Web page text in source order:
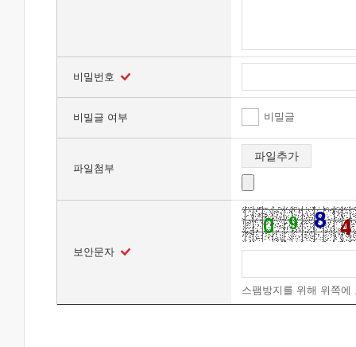
비밀번호
비밀글 여부 비밀글
파일첨부
파일추가
보안문자
스팸방지를 위해 위쪽